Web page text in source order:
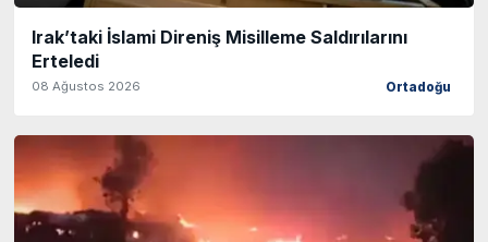
Irak’taki İslami Direniş Misilleme Saldırılarını
Erteledi
08 Ağustos 2026 Ortadoğu